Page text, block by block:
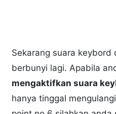
Sekarang suara
berbunyi lagi. Apabila
mengaktifkan suara
hanya tinggal